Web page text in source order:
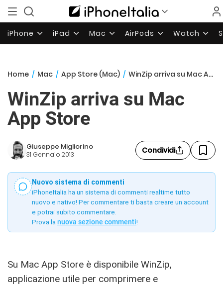
iPhone iPad Mac AirPods Watch
Home / Mac / App Store (Mac) / WinZip arriva su Mac App Store
WinZip arriva su Mac
App Store
Giuseppe Migliorino
31 Gennaio 2013 Condividi
Nuovo sistema di commenti
iPhoneItalia ha un sistema di commenti realtime tutto
nuovo e nativo! Per commentare ti basta creare un account
e potrai subito commentare.
Prova la nuova sezione commenti!
Su Mac App Store è disponibile WinZip,
applicazione utile per comprimere e